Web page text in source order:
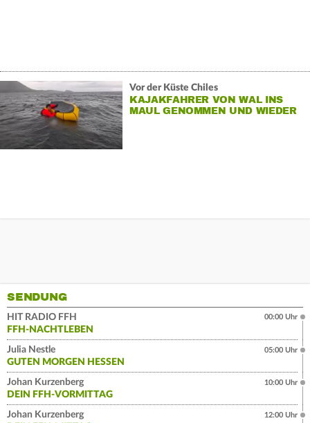
Vor der Küste Chiles
KAJAKFAHRER VON WAL INS
MAUL GENOMMEN UND WIEDER
SENDUNG
HIT RADIO FFH
FFH-NACHTLEBEN
00:00 Uhr
Julia Nestle
GUTEN MORGEN HESSEN
05:00 Uhr
Johan Kurzenberg
DEIN FFH-VORMITTAG
10:00 Uhr
Johan Kurzenberg
12:00 Uhr